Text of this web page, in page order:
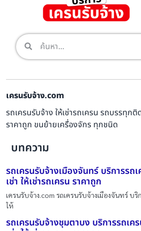
เครนรับจ้าง.com
รถเครนรับจ้าง ให้เช่ารถเครน รถบรรทุก
ราคาถูก ขนย้ายเครื่องจักร ทุกชนิด
บทความ
รถเครนรับจ้างเมืองจันทร์ บริการรถ
เช่า ให้เช่ารถเครน ราคาถูก
เครนรับจ้าง.com รถเครนรับจ้างเมืองจันทร์ บริ
ให้
รถเครนรับจ้างชุมตาบง บริการรถเค